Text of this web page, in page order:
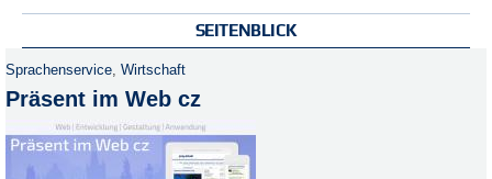
SEITENBLICK
Sprachenservice, Wirtschaft
Präsent im Web cz